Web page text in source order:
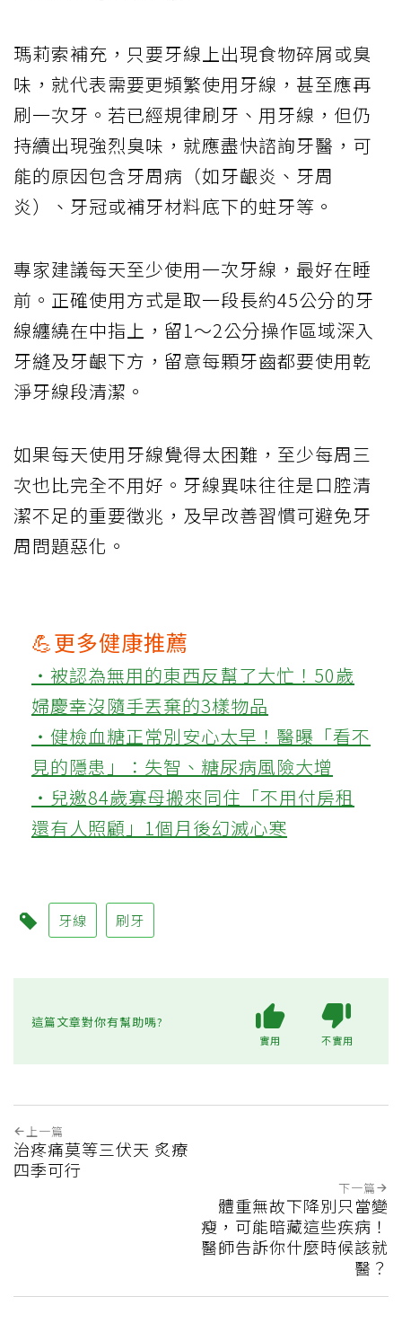
瑪莉索補充，只要牙線上出現食物碎屑或臭
味，就代表需要更頻繁使用牙線，甚至應再
刷一次牙。若已經規律刷牙、用牙線，但仍
持續出現強烈臭味，就應盡快諮詢牙醫，可
能的原因包含牙周病（如牙齦炎、牙周
炎）、牙冠或補牙材料底下的蛀牙等。
專家建議每天至少使用一次牙線，最好在睡
前。正確使用方式是取一段長約45公分的牙
線纏繞在中指上，留1〜2公分操作區域深入
牙縫及牙齦下方，留意每顆牙齒都要使用乾
淨牙線段清潔。
如果每天使用牙線覺得太困難，至少每周三
次也比完全不用好。牙線異味往往是口腔清
潔不足的重要徵兆，及早改善習慣可避免牙
周問題惡化。
💪更多健康推薦
‧被認為無用的東西反幫了大忙！50歲
婦慶幸沒隨手丟棄的3樣物品
‧健檢血糖正常別安心太早！醫曝「看不
見的隱患」：失智、糖尿病風險大增
‧兒邀84歲寡母搬來同住「不用付房租
還有人照顧」1個月後幻滅心寒
牙線 刷牙
這篇文章對你有幫助嗎?
實用 不實用
上一篇
治疼痛莫等三伏天 炙療
四季可行
下一篇
體重無故下降別只當變
瘦，可能暗藏這些疾病！
醫師告訴你什麼時候該就
醫？